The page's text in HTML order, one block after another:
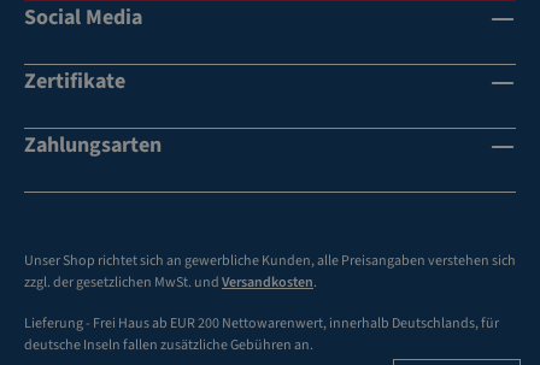
Social Media
Zertifikate
Zahlungsarten
Unser Shop richtet sich an gewerbliche Kunden, alle Preisangaben verstehen sich
zzgl. der gesetzlichen MwSt. undVersandkosten.
Lieferung - Frei Haus ab EUR 200 Nettowarenwert, innerhalb Deutschlands, für
deutsche Inseln fallen zusätzliche Gebühren an.